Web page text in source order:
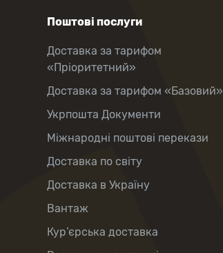
Поштові послуги
Доставка за тарифом
«Пріоритетний»
Доставка за тарифом «Базовий»
Укрпошта Документи
Міжнародні поштові перекази
Доставка по світу
Доставка в Україну
Вантаж
Кур’єрська доставка